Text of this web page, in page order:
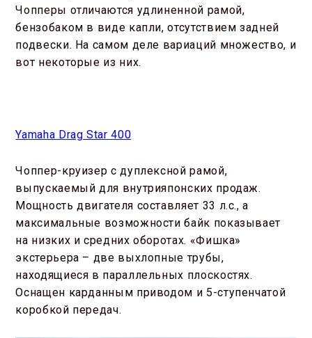
Чопперы отличаются удлиненной рамой,
бензобаком в виде капли, отсутствием задней
подвески. На самом деле вариаций множество, и
вот некоторые из них.
Yamaha Drag Star 400
Чоппер-круизер с дуплексной рамой,
выпускаемый для внутрияпонских продаж.
Мощность двигателя составляет 33 л.с., а
максимальные возможности байк показывает
на низких и средних оборотах. «Фишка»
экстерьера – две выхлопные трубы,
находящиеся в параллельных плоскостях.
Оснащен карданным приводом и 5-ступенчатой
коробкой передач.